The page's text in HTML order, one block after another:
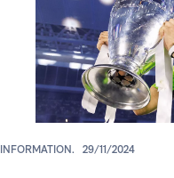
INFORMATION. 29/11/2024